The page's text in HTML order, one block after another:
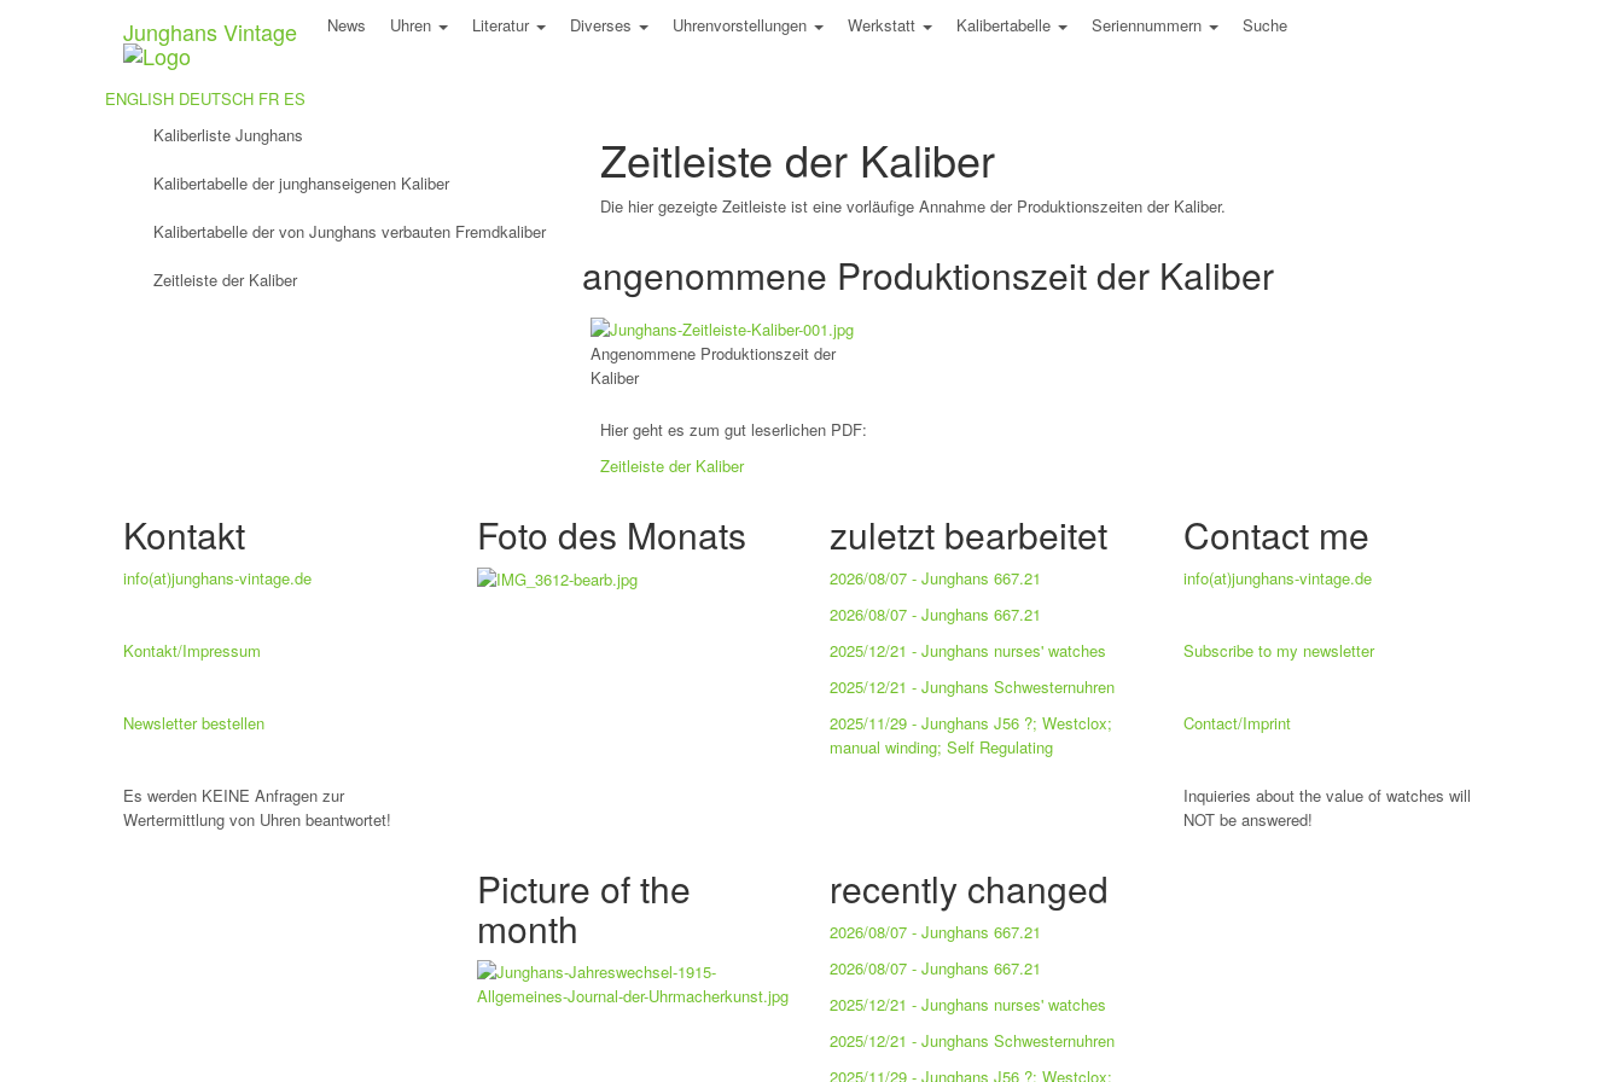
JunghansVintage News Uhren Literatur Diverses Uhrenvorstellungen Werkstatt Kalibertabelle Seriennummern Suche
ENGLISH DEUTSCH FR ES
Zeitleiste der Kaliber
Die hier gezeigte Zeitleiste ist eine vorläufige Annahme der Produktionszeiten der Kaliber.
angenommene Produktionszeit der Kaliber
Angenommene Produktionszeit der
Kaliber
Hier geht es zum gut leserlichen PDF:
Zeitleiste der Kaliber
Kaliberliste Junghans
Kalibertabelle der junghanseigenen Kaliber
Kalibertabelle der von Junghans verbauten Fremdkaliber
Zeitleiste der Kaliber
Kontakt
info(at)junghans-vintage.de
Kontakt/Impressum
Newsletter bestellen
Es werden KEINE Anfragen zur
Wertermittlung von Uhren beantwortet!
Foto des Monats zuletzt bearbeitet
2026/08/07 - Junghans 667.21
2026/08/07 - Junghans 667.21
2025/12/21 - Junghans nurses' watches
2025/12/21 - Junghans Schwesternuhren
2025/11/29 - Junghans J56 ?; Westclox;
manual winding; Self Regulating
Contact me
info(at)junghans-vintage.de
Subscribe to my newsletter
Contact/Imprint
Inquieries about the value of watches will
NOT be answered!
Picture of the
month
recently changed
2026/08/07 - Junghans 667.21
2026/08/07 - Junghans 667.21
2025/12/21 - Junghans nurses' watches
2025/12/21 - Junghans Schwesternuhren
2025/11/29 - Junghans J56 ?; Westclox;